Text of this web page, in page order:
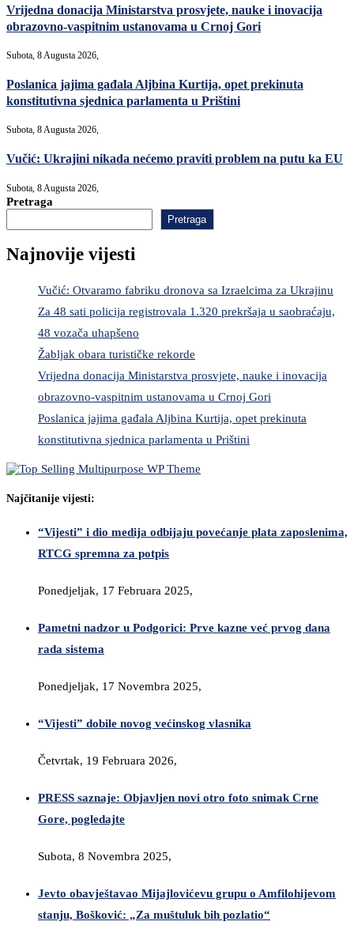
Vrijedna donacija Ministarstva prosvjete, nauke i inovacija
obrazovno-vaspitnim ustanovama u Crnoj Gori
Subota, 8 Augusta 2026,
Poslanica jajima gađala Aljbina Kurtija, opet prekinuta
konstitutivna sjednica parlamenta u Prištini
Subota, 8 Augusta 2026,
Vučić: Ukrajini nikada nećemo praviti problem na putu ka EU
Subota, 8 Augusta 2026,
Pretraga
Pretraga
Najnovije vijesti
Vučić: Otvaramo fabriku dronova sa Izraelcima za Ukrajinu
Za 48 sati policija registrovala 1.320 prekršaja u saobraćaju,
48 vozača uhapšeno
Žabljak obara turističke rekorde
Vrijedna donacija Ministarstva prosvjete, nauke i inovacija
obrazovno-vaspitnim ustanovama u Crnoj Gori
Poslanica jajima gađala Aljbina Kurtija, opet prekinuta
konstitutivna sjednica parlamenta u Prištini
Najčitanije vijesti:
“Vijesti” i dio medija odbijaju povećanje plata zaposlenima,
RTCG spremna za potpis
Ponedjeljak, 17 Februara 2025,
Pametni nadzor u Podgorici: Prve kazne već prvog dana
rada sistema
Ponedjeljak, 17 Novembra 2025,
“Vijesti” dobile novog većinskog vlasnika
Četvrtak, 19 Februara 2026,
PRESS saznaje: Objavljen novi otro foto snimak Crne
Gore, pogledajte
Subota, 8 Novembra 2025,
Jevto obavještavao Mijajlovićevu grupu o Amfilohijevom
stanju, Bošković: „Za muštuluk bih pozlatio“